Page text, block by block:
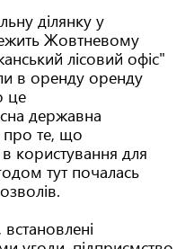
ділянку у
Жовтневому
лісовий офіс"
в оренду оренду
це
державна
про те, що
користування для
тут почалась